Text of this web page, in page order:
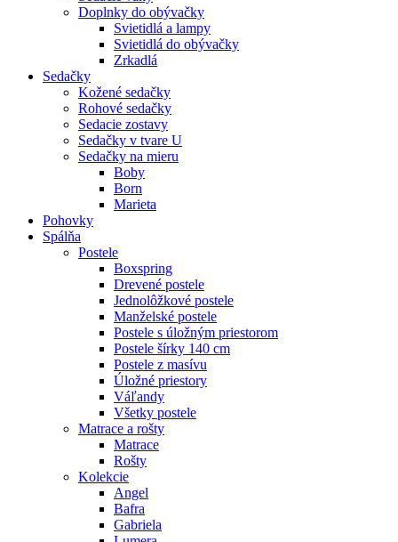
Doplnky do obývačky
Svietidlá a lampy
Svietidlá do obývačky
Zrkadlá
Sedačky
Kožené sedačky
Rohové sedačky
Sedacie zostavy
Sedačky v tvare U
Sedačky na mieru
Boby
Born
Marieta
Pohovky
Spálňa
Postele
Boxspring
Drevené postele
Jednolôžkové postele
Manželské postele
Postele s úložným priestorom
Postele šírky 140 cm
Postele z masívu
Úložné priestory
Váľandy
Všetky postele
Matrace a rošty
Matrace
Rošty
Kolekcie
Angel
Bafra
Gabriela